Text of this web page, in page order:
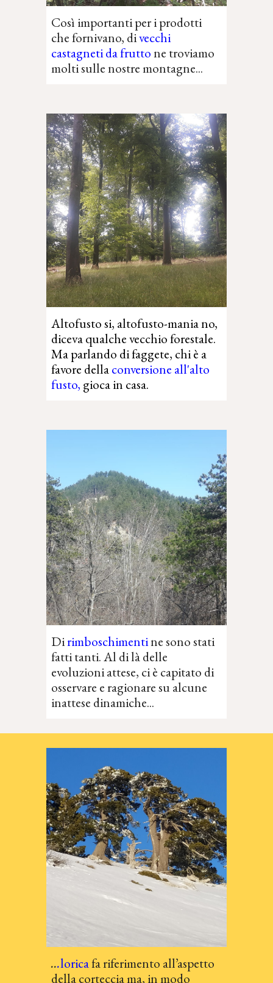
Così importanti per i prodotti
che fornivano, divecchi
castagneti da fruttone troviamo
molti sulle nostre montagne...
Altofusto si, altofusto-mania no,
diceva qualche vecchio forestale.
Ma parlando di faggete, chi è a
favore dellaconversione all'alto
fusto, gioca in casa.
Dirimboschimentine sono stati
fatti tanti. Al di là delle
evoluzioni attese, ci è capitato di
osservare e ragionare su alcune
inattese dinamiche...
...loricafa riferimento all’aspetto
della cortecciama, in modo